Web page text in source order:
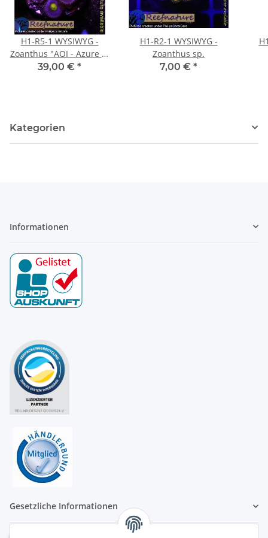
H1-R5-1 WYSIWYG -
Zoanthus "AOI - Azure of
Infinity" min.10 Polypen
39,00 € *
H1-R2-1 WYSIWYG -
Zoanthus sp.
7,00 € *
Kategorien
Informationen
Gesetzliche Informationen